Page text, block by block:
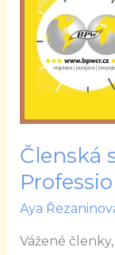
Členská
Aya
Vážené
Business
Professional
Women